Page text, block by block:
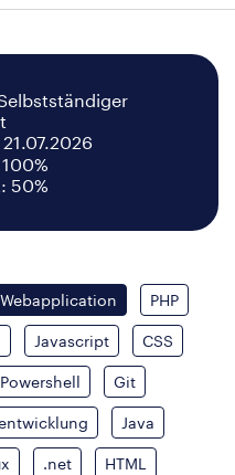
50%
Webapplication PHP
Javascript CSS
Powershell Git
Java
.net HTML